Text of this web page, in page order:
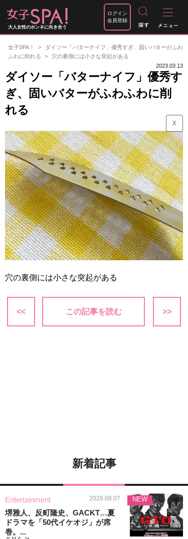
大人女性のホンネに向き合う
ログイン
会員登録
女子SPA！
ダイソー「バターナイフ」優秀すぎ、固いバターがふわ
ふわに削れる
穴の裏側には小さな突起がある
2023.03.13
ダイソー「バターナイフ」優秀す
ぎ、固いバターがふわふわに削
れる
☓
穴の裏側には小さな突起がある
<< この記事を読む >>
新着記事
Entertainment 2026.08.07
堺雅人、反町隆史、GACKT…夏
ドラマを「50代イケオジ」が席
巻。...
NEW